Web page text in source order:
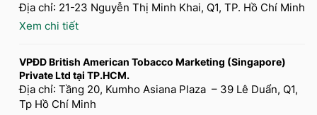
Địa chỉ: 21-23 Nguyễn Thị Minh Khai, Q1, TP. Hồ Chí Minh
Xem chi tiết
VPĐD British American Tobacco Marketing (Singapore)
Private Ltd tại TP.HCM.
Địa chỉ: Tầng 20, Kumho Asiana Plaza – 39 Lê Duẩn, Q1,
Tp Hồ Chí Minh